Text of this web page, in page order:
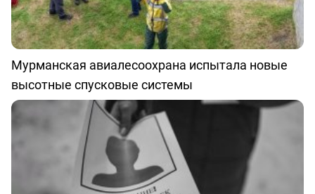
Мурманская авиалесоохрана испытала новые
высотные спусковые системы